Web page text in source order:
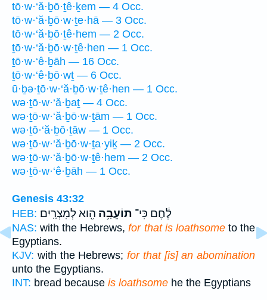
tō·w·‘ă·ḇō·ṯê·ḵem — 4 Occ.
tō·w·‘ă·ḇō·w·ṯe·hā — 3 Occ.
tō·w·‘ă·ḇō·ṯê·hem — 2 Occ.
ṯō·w·‘ă·ḇō·w·ṯê·hen — 1 Occ.
ṯō·w·‘ê·ḇāh — 16 Occ.
ṯō·w·‘ê·ḇō·wṯ — 6 Occ.
ū·ḇə·ṯō·w·‘ă·ḇō·w·ṯê·hen — 1 Occ.
wə·ṯō·w·‘ă·ḇaṯ — 4 Occ.
wə·ṯō·w·‘ă·ḇō·w·ṯām — 1 Occ.
wə·ṯō·‘ă·ḇō·ṯāw — 1 Occ.
wə·ṯō·w·‘ă·ḇō·w·ṯa·yiḵ — 2 Occ.
wə·ṯō·w·‘ă·ḇō·w·ṯê·hem — 2 Occ.
wə·ṯō·w·‘ê·ḇāh — 1 Occ.
Genesis 43:32
HEB:
לֶ֔חֶם כִּי־ תוֹעֵבָ֥ה הִ֖וא לְמִצְרָֽיִם׃
NAS: with the Hebrews,for that is loathsometo the
Egyptians.
KJV: with the Hebrews; for that [is] an abomination
unto the Egyptians.
INT: bread because is loathsome he the Egyptians